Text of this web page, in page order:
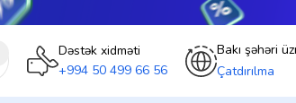
Dəstək xidməti
+994 50 499 66 56
Bakı şəhəri
Çatdırılma